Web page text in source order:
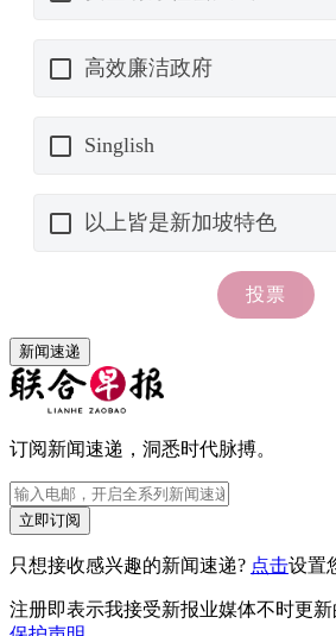
新闻速递
订阅新闻速递，洞悉时代脉搏。
立即订阅
只想接收感兴趣的新闻速递? 点击设置
注册即表示我接受新报业媒体不时更新